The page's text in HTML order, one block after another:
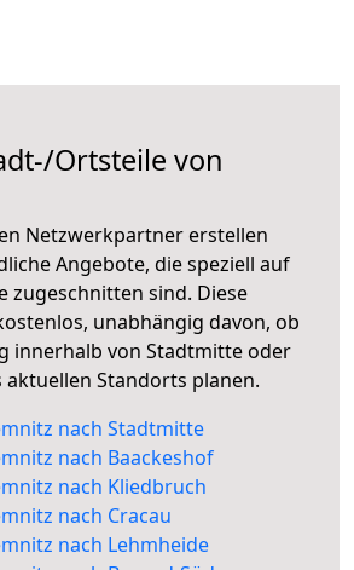
Ortsteile von
Netzwerkpartner erstellen
Angebote, die speziell auf
zugeschnitten sind. Diese
unabhängig davon, ob
innerhalb von Stadtmitte oder
Standorts planen.
nach Stadtmitte
nach Baackeshof
nach Kliedbruch
nach Cracau
nach Lehmheide